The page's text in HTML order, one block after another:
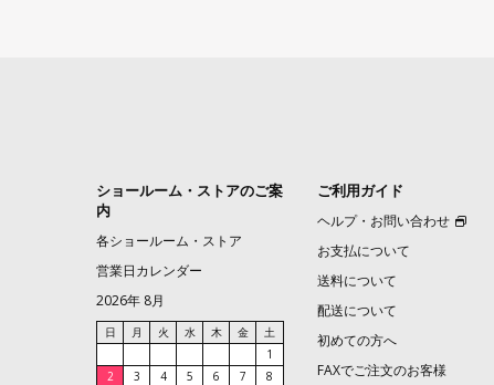
ショールーム・ストアのご案
内
各ショールーム・ストア
営業日カレンダー
2026年 8月
日 月 火 水 木 金
土
1
2
3 4 5 6 7
8
ご利用ガイド
ヘルプ・お問い合わせ
お支払について
送料について
配送について
初めての方へ
FAXでご注文のお客様